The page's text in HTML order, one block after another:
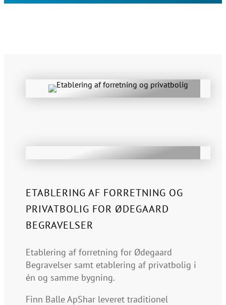
ETABLERING AF FORRETNING OG
PRIVATBOLIG FOR ØDEGAARD
BEGRAVELSER
Etablering af forretning for Ødegaard
Begravelser samt etablering af privatbolig i
én og samme bygning.
Finn Balle ApShar leveret traditionel